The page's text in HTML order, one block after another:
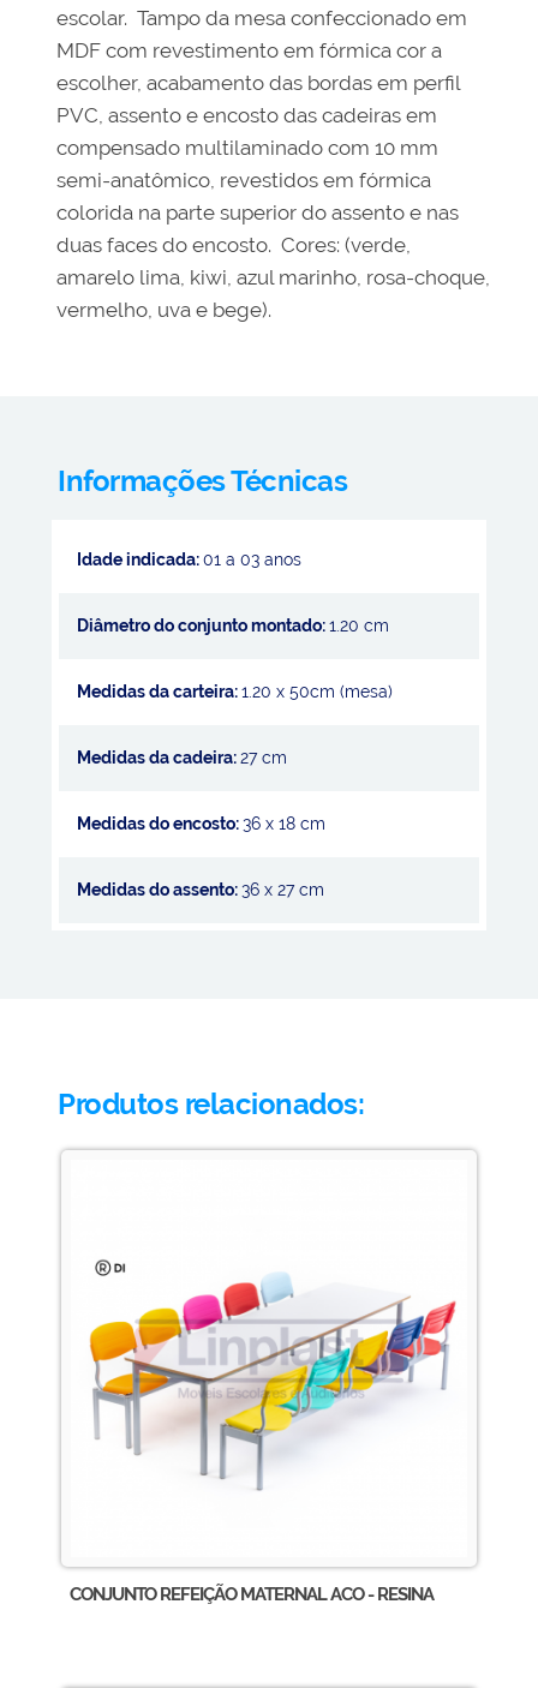
escolar. Tampo da mesa confeccionado em
MDF com revestimento em fórmica cor a
escolher, acabamento das bordas em perfil
PVC, assento e encosto das cadeiras em
compensado multilaminado com 10 mm
semi-anatômico, revestidos em fórmica
colorida na parte superior do assento e nas
duas faces do encosto. Cores: (verde,
amarelo lima, kiwi, azul marinho, rosa-choque,
vermelho, uva e bege).
Informações Técnicas
Idade indicada:01 a 03 anos
Diâmetro do conjunto montado:1.20 cm
Medidas da carteira:1.20 x 50cm (mesa)
Medidas da cadeira:27 cm
Medidas do encosto:36 x 18 cm
Medidas do assento:36 x 27 cm
Produtos relacionados:
CONJUNTO REFEIÇÃO MATERNAL ACO - RESINA